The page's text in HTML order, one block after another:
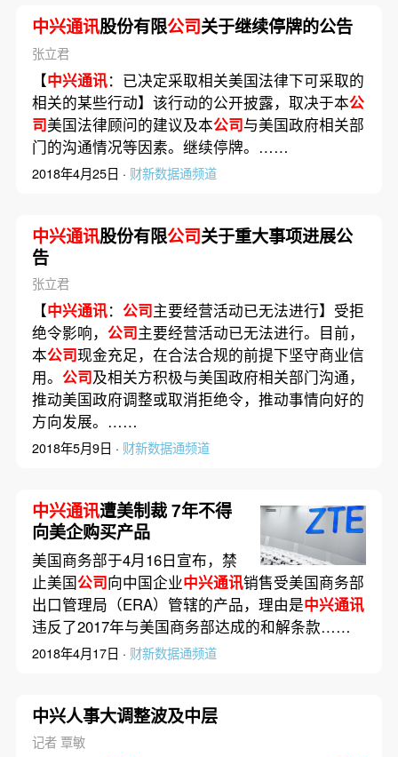
中兴通讯股份有限公司关于继续停牌的公告
张立君
【中兴通讯：已决定采取相关美国法律下可采取的
相关的某些行动】该行动的公开披露，取决于本公
司美国法律顾问的建议及本公司与美国政府相关部
门的沟通情况等因素。继续停牌。……
2018年4月25日 · 财新数据通频道
中兴通讯股份有限公司关于重大事项进展公
告
张立君
【中兴通讯： 公司主要经营活动已无法进行】受拒
绝令影响， 公司主要经营活动已无法进行。目前，
本公司现金充足，在合法合规的前提下坚守商业信
用。 公司及相关方积极与美国政府相关部门沟通，
推动美国政府调整或取消拒绝令，推动事情向好的
方向发展。……
2018年5月9日 · 财新数据通频道
中兴通讯遭美制裁 7年不得
向美企购买产品
美国商务部于4月16日宣布，禁
止美国公司向中国企业中兴通讯销售受美国商务部
出口管理局（ERA）管辖的产品，理由是中兴通讯
违反了2017年与美国商务部达成的和解条款……
2018年4月17日 · 财新数据通频道
中兴人事大调整波及中层
记者 覃敏